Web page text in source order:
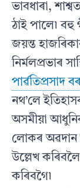
ভাবধাৰা,
ঠাই পালে৷ বহু
জয়ন্ত
নিৰ্মলপ্ৰভাৰ
পাৰ্ৱতিপ্ৰসাদ
নথ’লে
অসমীয়া
লোকৰ অৱদান
উল্লেখ
কৰিবগৈ৷